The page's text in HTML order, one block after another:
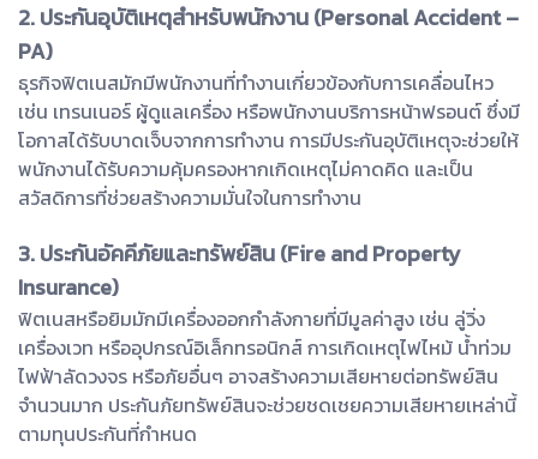
2. ประกันอุบัติเหตุสำหรับพนักงาน (Personal Accident –
PA)
ธุรกิจฟิตเนสมักมีพนักงานที่ทำงานเกี่ยวข้องกับการเคลื่อนไหว
เช่น เทรนเนอร์ ผู้ดูแลเครื่อง หรือพนักงานบริการหน้าฟรอนต์ ซึ่งมี
โอกาสได้รับบาดเจ็บจากการทำงาน การมีประกันอุบัติเหตุจะช่วยให้
พนักงานได้รับความคุ้มครองหากเกิดเหตุไม่คาดคิด และเป็น
สวัสดิการที่ช่วยสร้างความมั่นใจในการทำงาน
3. ประกันอัคคีภัยและทรัพย์สิน (Fire and Property
Insurance)
ฟิตเนสหรือยิมมักมีเครื่องออกกำลังกายที่มีมูลค่าสูง เช่น ลู่วิ่ง
เครื่องเวท หรืออุปกรณ์อิเล็กทรอนิกส์ การเกิดเหตุไฟไหม้ น้ำท่วม
ไฟฟ้าลัดวงจร หรือภัยอื่นๆ อาจสร้างความเสียหายต่อทรัพย์สิน
จำนวนมาก ประกันภัยทรัพย์สินจะช่วยชดเชยความเสียหายเหล่านี้
ตามทุนประกันที่กำหนด